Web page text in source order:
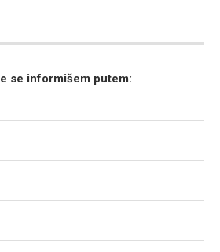
se informišem putem: